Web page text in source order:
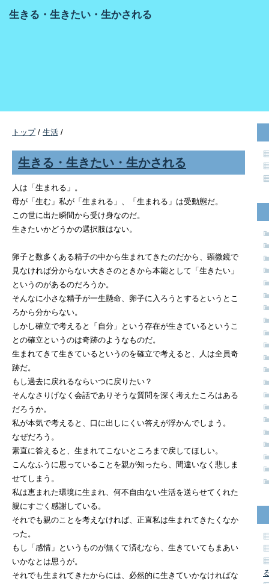
生きる・生きたい・生かされる
トップ/ 生活 /
生きる・生きたい・生かされる
人は「生まれる」。
母が「生む」私が「生まれる」、「生まれる」は受動態だ。
この世に出た瞬間から受け身なのだ。
生きたいかどうかの選択肢はない。
卵子と数多くある精子の中から生まれてきたのだから、顕微鏡で
見なければ分からない大きさのときから本能として「生きたい」
というのがあるのだろうか。
そんなに小さな精子が一生懸命、卵子に入ろうとするというとこ
ろから分からない。
しかし確立で考えると「自分」という存在が生きているというこ
との確立というのは奇跡のようなものだ。
生まれてきて生きているというのを確立で考えると、人は全員奇
跡だ。
もし過去に戻れるならいつに戻りたい？
そんなさりげなく会話でありそうな質問を深く考えたころはある
だろうか。
私が本気で考えると、口に出しにくい答えが浮かんでしまう。
なぜだろう。
素直に答えると、生まれてこないところまで戻してほしい。
こんなふうに思っていることを親が知ったら、間違いなく悲しま
せてしまう。
私は恵まれた環境に生まれ、何不自由ない生活を送らせてくれた
親にすごく感謝している。
それでも親のことを考えなければ、正直私は生まれてきたくなか
った。
もし「感情」というものが無くて済むなら、生きていてもまあい
いかなとは思うが。
それでも生まれてきたからには、必然的に生きていかなければな